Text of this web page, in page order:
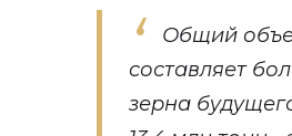
Общий
составляет
зерна